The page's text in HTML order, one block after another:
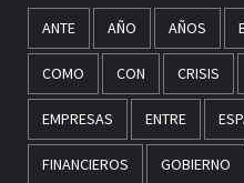
ANTE AÑO AÑOS
COMO CON CRISIS
EMPRESAS ENTRE
FINANCIEROS GOBIERNO